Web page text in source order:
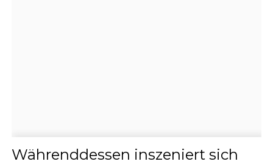
Währenddessen inszeniert sich